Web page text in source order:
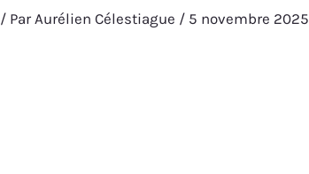
/ ParAurélien Célestiague / 5 novembre 2025